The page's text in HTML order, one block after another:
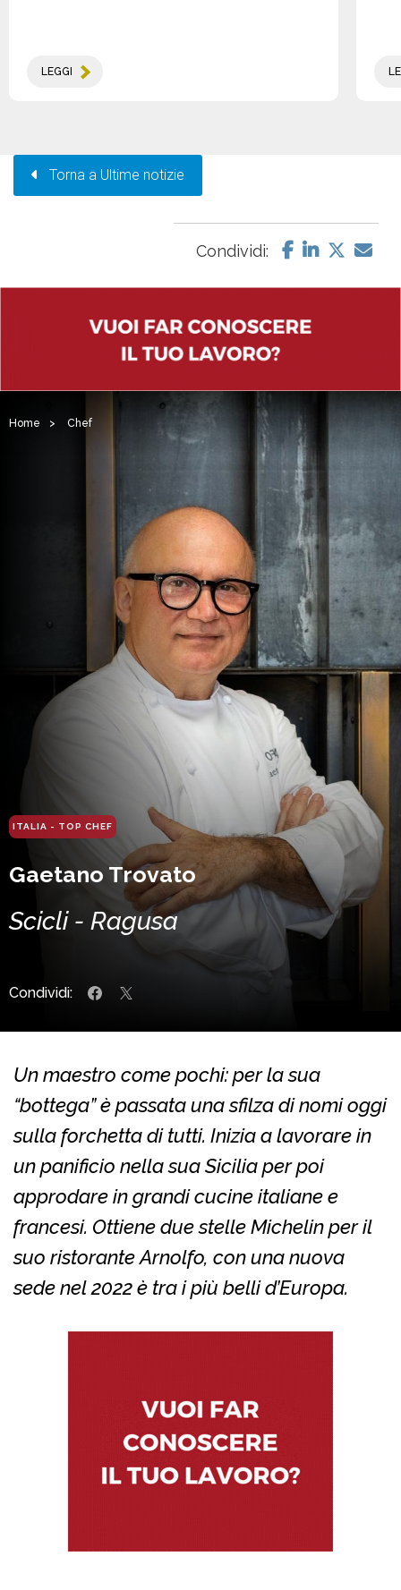
LEGGI
Torna a Ultime notizie
Condividi:
Home > Chef
ITALIA - TOP CHEF
Gaetano Trovato
Scicli - Ragusa
Condividi:
Un maestro come pochi: per la sua
“bottega” è passata una sfilza di nomi oggi
sulla forchetta di tutti. Inizia a lavorare in
un panificio nella sua Sicilia per poi
approdare in grandi cucine italiane e
francesi. Ottiene due stelle Michelin per il
suo ristorante Arnolfo, con una nuova
sede nel 2022 è tra i più belli d’Europa.